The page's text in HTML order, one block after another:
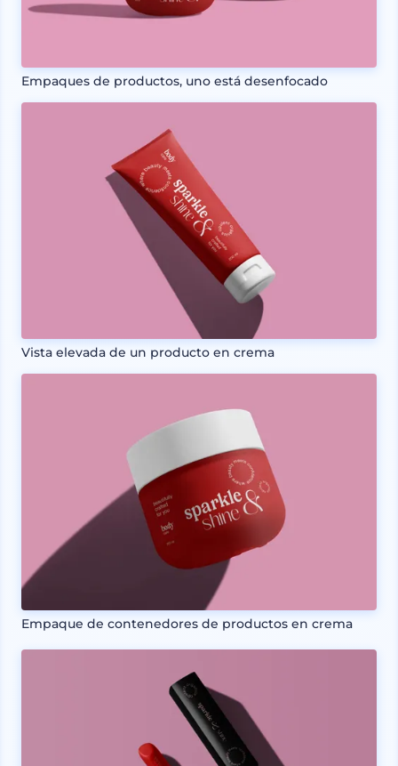
Empaques de productos, uno está desenfocado
Vista elevada de un producto en crema
Empaque de contenedores de productos en crema